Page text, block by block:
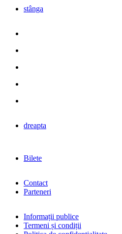
stânga
dreapta
Bilete
Contact
Parteneri
Informații publice
Termeni și condiții